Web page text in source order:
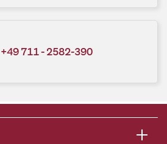
+49 711 - 2582-390